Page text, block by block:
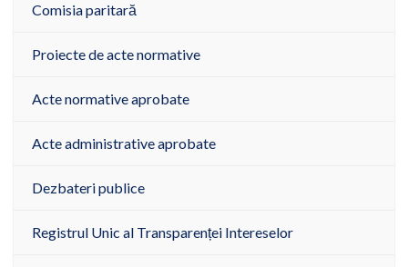
Comisia paritară
Proiecte de acte normative
Acte normative aprobate
Acte administrative aprobate
Dezbateri publice
Registrul Unic al Transparenței Intereselor